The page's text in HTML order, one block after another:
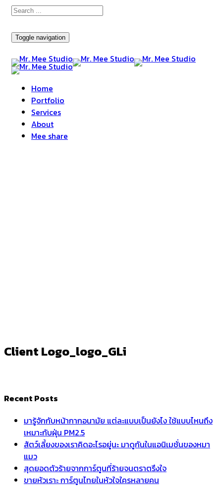
Toggle navigation
Home
Portfolio
Services
About
Mee share
Client Logo_logo_GLi
Recent Posts
มารู้จักกับหน้ากากอนามัย แต่ละแบบเป็นยังไง ใช้แบบไหนถึง
เหมาะกับฝุ่น PM2.5
สัตว์เลี้ยงของเราคิดอะไรอยู่นะ มาดูกันในแอนิเมชั่นของหมา
แมว
สุดยอดตัวร้ายจากการ์ตูนที่ร้ายจนตราตรึงใจ
ขายหัวเราะ การ์ตูนไทยในหัวใจใครหลายคน